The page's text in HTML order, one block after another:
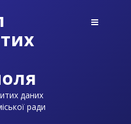
даних
ради